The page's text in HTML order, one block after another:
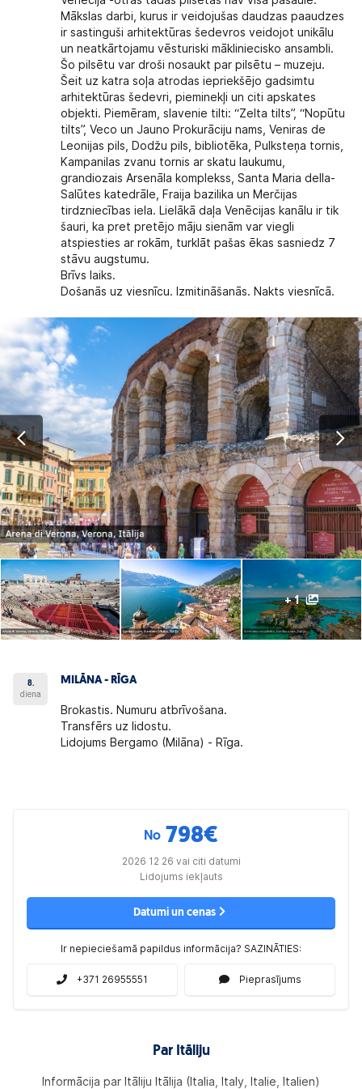
Mākslas darbi, kurus ir veidojušas daudzas paaudzes
ir sastinguši arhitektūras šedevros veidojot unikālu
un neatkārtojamu vēsturiski mākliniecisko ansambli.
Šo pilsētu var droši nosaukt par pilsētu – muzeju.
Šeit uz katra soļa atrodas iepriekšējo gadsimtu
arhitektūras šedevri, pieminekļi un citi apskates
objekti. Piemēram, slavenie tilti: “Zelta tilts”, “Nopūtu
tilts”, Veco un Jauno Prokurāciju nams, Veniras de
Leonijas pils, Dodžu pils, bibliotēka, Pulksteņa tornis,
Kampanilas zvanu tornis ar skatu laukumu,
grandiozais Arsenāla komplekss, Santa Maria della-
Salūtes katedrāle, Fraija bazilika un Merčijas
tirdzniecības iela. Lielākā daļa Venēcijas kanālu ir tik
šauri, ka pret pretējo māju sienām var viegli
atspiesties ar rokām, turklāt pašas ēkas sasniedz 7
stāvu augstumu.
Brīvs laiks.
Došanās uz viesnīcu. Izmitināšanās. Nakts viesnīcā.
+ 1
8.
diena
MILĀNA - RĪGA
Brokastis. Numuru atbrīvošana.
Transfērs uz lidostu.
Lidojums Bergamo (Milāna) - Rīga.
No 798€
2026 12 26 vai citi datumi
Lidojums iekļauts
Datumi un cenas
Ir nepieciešamā papildus informācija? SAZINĀTIES:
+371 26955551 Pieprasījums
Par Itāliju
Informācija par Itāliju Itālija (Italia, Italy, Italie, Italien)